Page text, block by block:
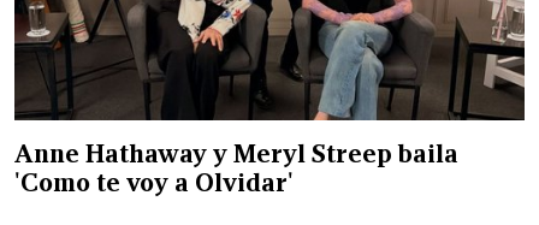
Anne Hathaway y Meryl Streep baila
'Como te voy a Olvidar'